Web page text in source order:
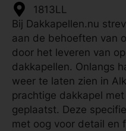
1813LL
Bij Dakkapellen.nu
aan de behoeften van
door het leveren van
dakkapellen. Onlangs
weer te laten zien in
prachtige dakkapel
geplaatst. Deze
met oog voor detail en